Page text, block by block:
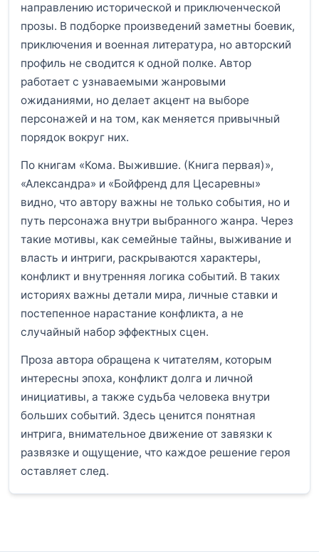
направлению исторической и приключенческой
прозы. В подборке произведений заметны боевик,
приключения и военная литература, но авторский
профиль не сводится к одной полке. Автор
работает с узнаваемыми жанровыми
ожиданиями, но делает акцент на выборе
персонажей и на том, как меняется привычный
порядок вокруг них.
По книгам «Кома. Выжившие. (Книга первая)»,
«Александра» и «Бойфренд для Цесаревны»
видно, что автору важны не только события, но и
путь персонажа внутри выбранного жанра. Через
такие мотивы, как семейные тайны, выживание и
власть и интриги, раскрываются характеры,
конфликт и внутренняя логика событий. В таких
историях важны детали мира, личные ставки и
постепенное нарастание конфликта, а не
случайный набор эффектных сцен.
Проза автора обращена к читателям, которым
интересны эпоха, конфликт долга и личной
инициативы, а также судьба человека внутри
больших событий. Здесь ценится понятная
интрига, внимательное движение от завязки к
развязке и ощущение, что каждое решение героя
оставляет след.